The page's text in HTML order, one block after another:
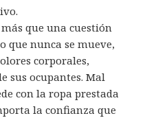
que una cuestión
que nunca se mueve,
corporales,
sus ocupantes. Mal
con la ropa prestada
la confianza que